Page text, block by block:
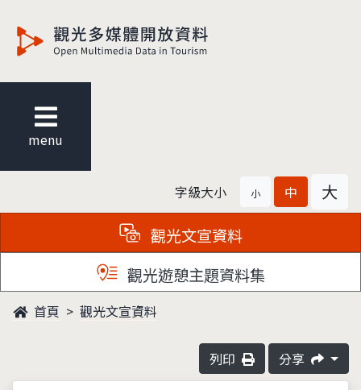
menu
字級大小 小 中 大
觀光文宣資料
觀光遊憩主題資料集
首頁 觀光文宣資料
列印 分享